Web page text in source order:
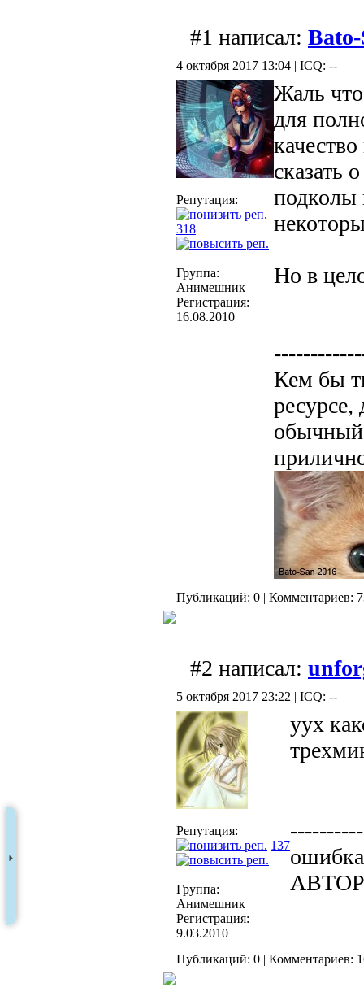
#1 написал:
4 октября 2017 13:04 | ICQ: --
Репутация:
318
Группа:
Анимешник
Регистрация:
16.08.2010
Жаль
для
сказать
подколы
Но в
Кем бы
обычный
Публикаций: 0 | Комментариев:
#2 написал:
5 октября 2017 23:22 | ICQ: --
Репутация:
137
Группа:
Анимешник
Регистрация:
9.03.2010
уух
Публикаций: 0 | Комментариев: